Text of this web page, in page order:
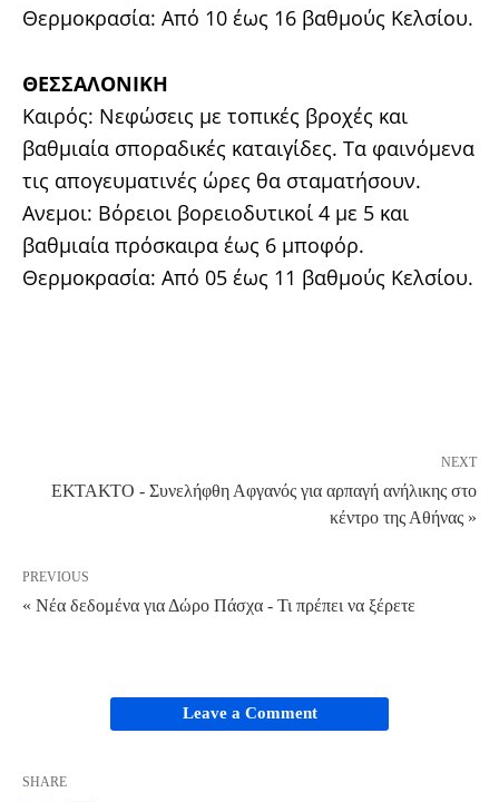
Θερμοκρασία: Από 10 έως 16 βαθμούς Κελσίου.
ΘΕΣΣΑΛΟΝΙΚΗ
Καιρός: Νεφώσεις με τοπικές βροχές και
βαθμιαία σποραδικές καταιγίδες. Τα φαινόμενα
τις απογευματινές ώρες θα σταματήσουν.
Ανεμοι: Βόρειοι βορειοδυτικοί 4 με 5 και
βαθμιαία πρόσκαιρα έως 6 μποφόρ.
Θερμοκρασία: Από 05 έως 11 βαθμούς Κελσίου.
NEXT
ΕΚΤΑΚΤΟ - Συνελήφθη Αφγανός για αρπαγή ανήλικης στο
κέντρο της Αθήνας »
PREVIOUS
« Νέα δεδομένα για Δώρο Πάσχα - Τι πρέπει να ξέρετε
Leave a Comment
SHARE